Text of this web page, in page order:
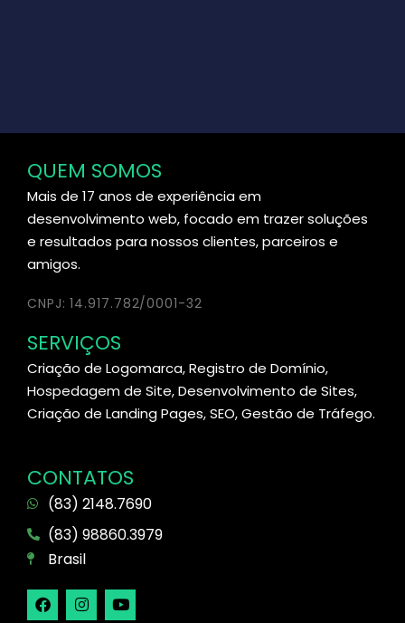
QUEM SOMOS
Mais de 17 anos de experiência em
desenvolvimento web, focado em trazer soluções
e resultados para nossos clientes, parceiros e
amigos.
CNPJ: 14.917.782/0001-32
SERVIÇOS
Criação de Logomarca, Registro de Domínio,
Hospedagem de Site, Desenvolvimento de Sites,
Criação de Landing Pages, SEO, Gestão de Tráfego.
CONTATOS
(83) 2148.7690
(83) 98860.3979
Brasil